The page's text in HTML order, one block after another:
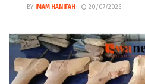
BY IMAM HANIFAH 20/07/2026